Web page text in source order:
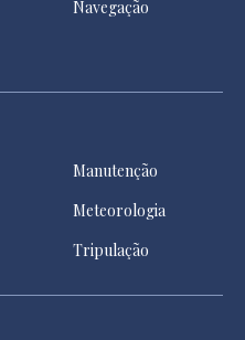
Navegação
Manutenção
Meteorologia
Tripulação